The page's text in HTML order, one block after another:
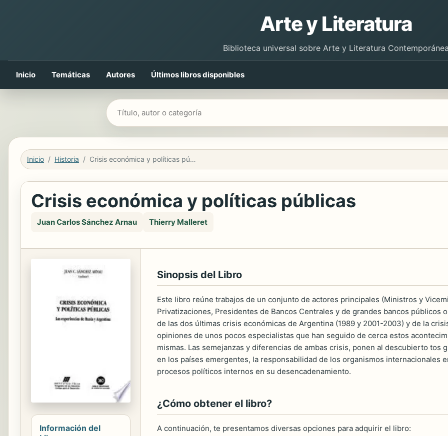
Arte y Literatura
Biblioteca universal sobre Arte y Literatura
Inicio Temáticas Autores Últimos libros disponibles
Buscar libros
Inicio Historia Crisis económica y políticas públicas
Crisis económica y políticas públicas
Juan Carlos Sánchez Arnau Thierry Malleret
Información del
Sinopsis del Libro
Este libro reúne trabajos de un conjunto de actores principales (Ministros y
Privatizaciones, Presidentes de Bancos Centrales y de grandes bancos públicos
de las dos últimas crisis económicas de Argentina (1989 y 2001-2003) y de la
opiniones de unos pocos especialistas que han seguido de cerca estos
mismas. Las semejanzas y diferencias de ambas crisis, ponen al descubierto tos
en los países emergentes, la responsabilidad de los organismos internacionales
procesos políticos internos en su desencadenamiento.
¿Cómo obtener el libro?
A continuación, te presentamos diversas opciones para adquirir el libro: